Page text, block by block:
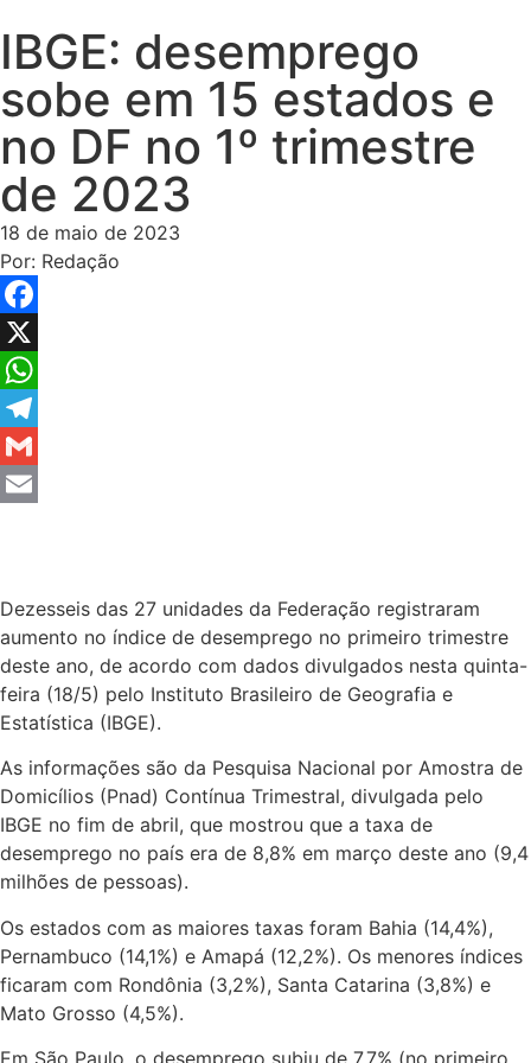
IBGE: desemprego
sobe em 15 estados e
no DF no 1º trimestre
de 2023
18 de maio de 2023
Por: Redação
Facebook
X
WhatsApp
Telegram
Gmail
Dezesseis das 27 unidades da Federação registraram
aumento no índice de desemprego no primeiro trimestre
deste ano, de acordo com dados divulgados nesta quinta-
feira (18/5) pelo Instituto Brasileiro de Geografia e
Estatística (IBGE).
As informações são da Pesquisa Nacional por Amostra de
Domicílios (Pnad) Contínua Trimestral, divulgada pelo
IBGE no fim de abril, que mostrou que a taxa de
desemprego no país era de 8,8% em março deste ano (9,4
milhões de pessoas).
Os estados com as maiores taxas foram Bahia (14,4%),
Pernambuco (14,1%) e Amapá (12,2%). Os menores índices
ficaram com Rondônia (3,2%), Santa Catarina (3,8%) e
Mato Grosso (4,5%).
Em São Paulo, o desemprego subiu de 7,7% (no primeiro